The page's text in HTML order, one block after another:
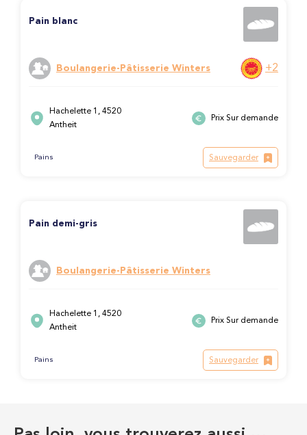
Pain blanc
Boulangerie-Pâtisserie Winters +2
Hachelette 1, 4520
Antheit
Prix Sur demande
Pains Sauvegarder
Pain demi-gris
Boulangerie-Pâtisserie Winters
Hachelette 1, 4520
Antheit
Prix Sur demande
Pains Sauvegarder